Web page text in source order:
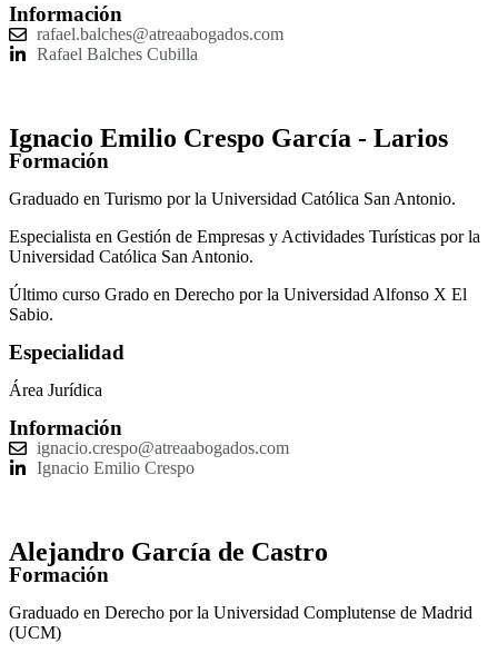
Información
rafael.balches@atreaabogados.com
Rafael Balches Cubilla
Ignacio Emilio Crespo García - Larios
Formación
Graduado en Turismo por la Universidad Católica San Antonio.
Especialista en Gestión de Empresas y Actividades Turísticas por la
Universidad Católica San Antonio.
Último curso Grado en Derecho por la Universidad Alfonso X El
Sabio.
Especialidad
Área Jurídica
Información
ignacio.crespo@atreaabogados.com
Ignacio Emilio Crespo
Alejandro García de Castro
Formación
Graduado en Derecho por la Universidad Complutense de Madrid
(UCM)